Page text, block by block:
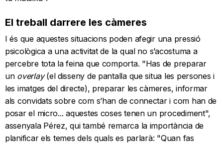
El treball darrere les càmeres
I és que aquestes situacions poden afegir una pressió
psicològica a una activitat de la qual no s’acostuma a
percebre tota la feina que comporta. "Has de preparar
un overlay(el disseny de pantalla que situa les persones i
les imatges del directe), preparar les càmeres, informar
als convidats sobre com s’han de connectar i com han de
posar el micro... aquestes coses tenen un procediment",
assenyala Pérez, qui també remarca la importància de
planificar els temes dels quals es parlarà: "Quan fas